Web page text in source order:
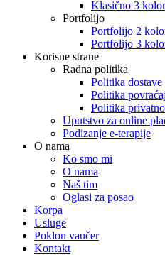
Klasično 3
Portfolijo
Portfolijo 2
Portfolijo 3
Korisne strane
Radna politika
Politika dostave
Politika
Politika
Uputstvo za online
Podizanje e-terapije
O nama
Ko smo mi
O nama
Naš tim
Oglasi za posao
Korpa
Usluge
Poklon vaučer
Kontakt